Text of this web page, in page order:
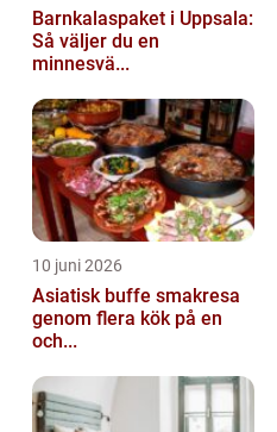
Barnkalaspaket i Uppsala:
Så väljer du en
minnesvä...
10 juni 2026
Asiatisk buffe smakresa
genom flera kök på en
och...